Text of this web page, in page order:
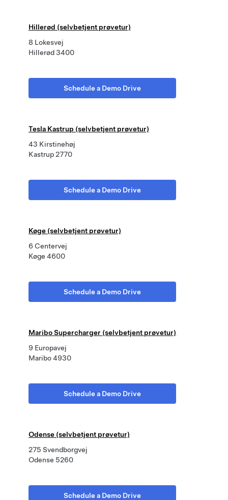
Hillerød (selvbetjent prøvetur)
8 Lokesvej
Hillerød 3400
Schedule a Demo Drive
Tesla Kastrup (selvbetjent prøvetur)
43 Kirstinehøj
Kastrup 2770
Schedule a Demo Drive
Køge (selvbetjent prøvetur)
6 Centervej
Køge 4600
Schedule a Demo Drive
Maribo Supercharger (selvbetjent prøvetur)
9 Europavej
Maribo 4930
Schedule a Demo Drive
Odense (selvbetjent prøvetur)
275 Svendborgvej
Odense 5260
Schedule a Demo Drive